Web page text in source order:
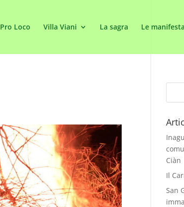
Pro Loco Villa Viani La sagra Le
Ciàn
Il
San